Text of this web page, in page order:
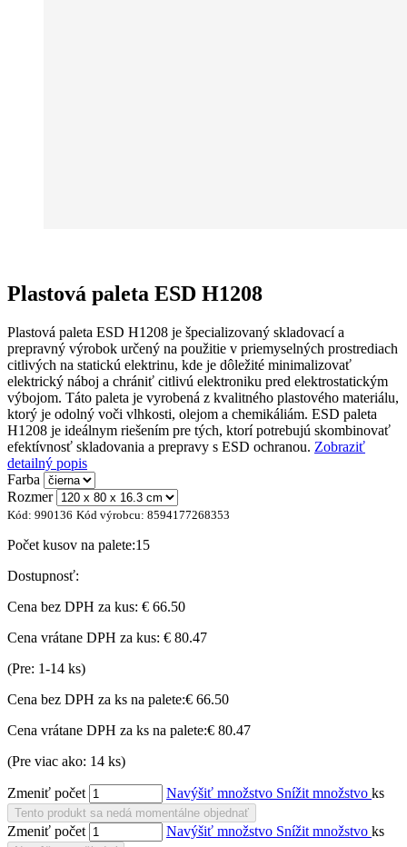
Plastová paleta ESD H1208
Plastová paleta ESD H1208 je špecializovaný skladovací a
prepravný výrobok určený na použitie v priemyselných prostrediach
citlivých na statickú elektrinu, kde je dôležité minimalizovať
elektrický náboj a chrániť citlivú elektroniku pred elektrostatickým
výbojom. Táto paleta je vyrobená z kvalitného plastového materiálu,
ktorý je odolný voči vlhkosti, olejom a chemikáliám. ESD paleta
H1208 je ideálnym riešením pre tých, ktorí potrebujú skombinovať
efektívnosť skladovania a prepravy s ESD ochranou. Zobraziť
detailný popis
Farba
Rozmer
Kód: 990136 Kód výrobcu: 8594177268353
Počet kusov na palete:15
Dostupnosť:
Cena bez DPH za kus: € 66.50
Cena vrátane DPH za kus: € 80.47
(Pre: 1-14 ks)
Cena bez DPH za ks na palete:€ 66.50
Cena vrátane DPH za ks na palete:€ 80.47
(Pre viac ako: 14 ks)
Zmeniť počet Navýšiť množstvo Snížit množstvo ks
Tento produkt sa nedá momentálne objednať
Zmeniť počet Navýšiť množstvo Snížit množstvo ks